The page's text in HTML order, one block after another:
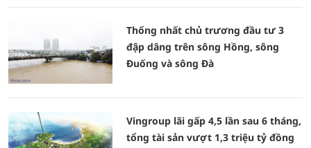
Thống nhất chủ trương đầu tư 3
đập dâng trên sông Hồng, sông
Đuống và sông Đà
Vingroup lãi gấp 4,5 lần sau 6 tháng,
tổng tài sản vượt 1,3 triệu tỷ đồng